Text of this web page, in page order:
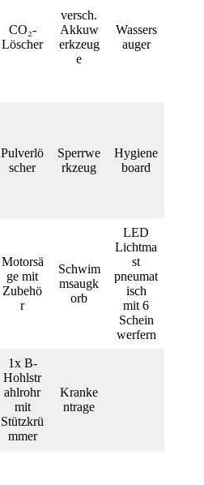
CO₂-
Löscher
versch.
Akkuw
erkzeug
e
Wassers
auger
Pulverlö
scher
Sperrwe
rkzeug
Hygiene
board
Motorsä
ge mit
Zubehö
r
Schwim
msaugk
orb
LED
Lichtma
st
pneumat
isch
mit 6
Schein
werfern
1x B-
Hohlstr
ahlrohr
mit
Stützkrü
mmer
Kranke
ntrage